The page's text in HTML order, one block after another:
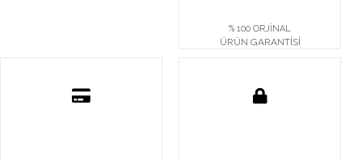
% 100 ORJİNAL
ÜRÜN GARANTİSİ